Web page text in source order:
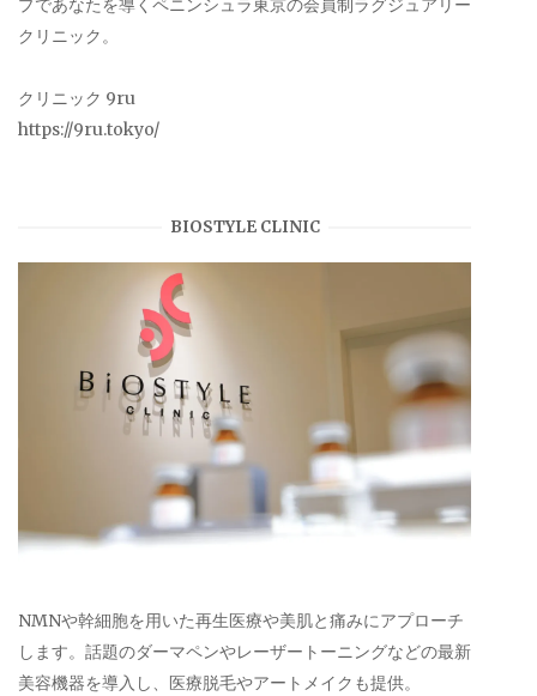
プであなたを導くペニンシュラ東京の会員制ラグジュアリー
クリニック。
クリニック 9ru
https://9ru.tokyo/
BIOSTYLE CLINIC
NMNや幹細胞を用いた再生医療や美肌と痛みにアプローチ
します。話題のダーマペンやレーザートーニングなどの最新
美容機器を導入し、医療脱毛やアートメイクも提供。